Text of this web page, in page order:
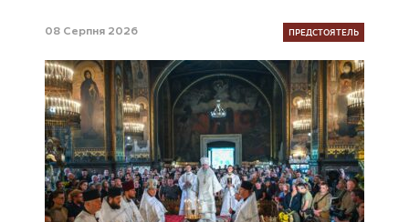
08 Серпня 2026 ПРЕДСТОЯТЕЛЬ